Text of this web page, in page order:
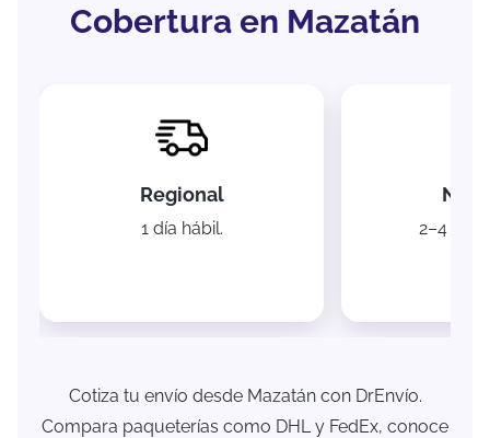
Cobertura en Mazatán
Regional
1 día hábil. 2–4 días
Cotiza tu envío desde Mazatán con DrEnvío.
Compara paqueterías como DHL y FedEx, conoce